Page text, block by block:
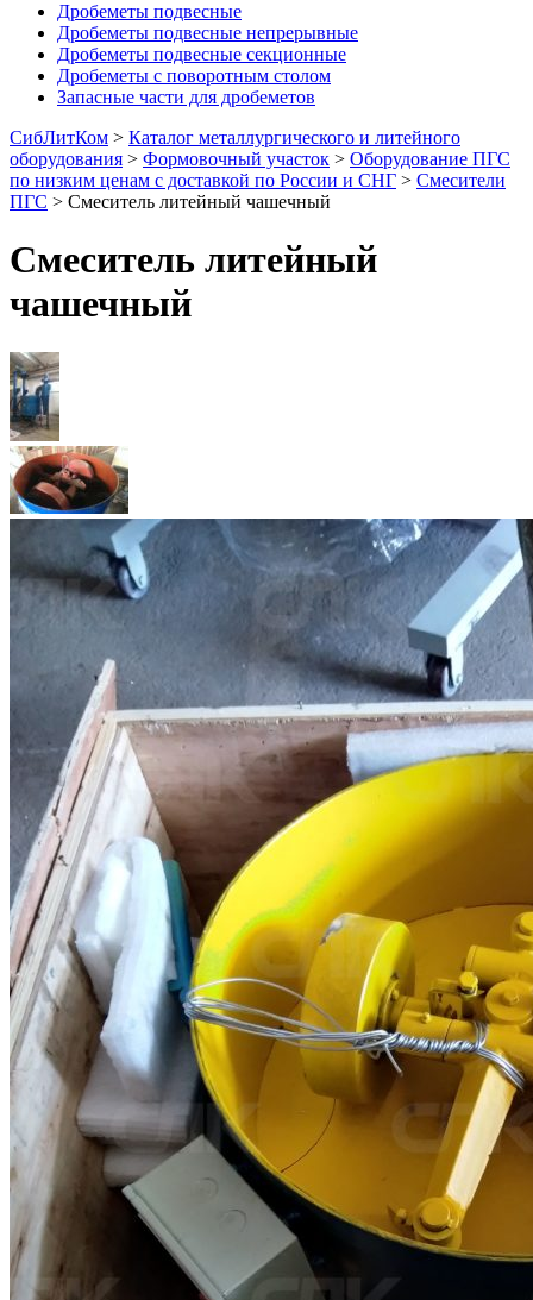
Дробеметы подвесные
Дробеметы подвесные непрерывные
Дробеметы подвесные секционные
Дробеметы с поворотным столом
Запасные части для дробеметов
СибЛитКом > Каталог металлургического и литейного
оборудования > Формовочный участок > Оборудование ПГС
по низким ценам с доставкой по России и СНГ > Смесители
ПГС > Смеситель литейный чашечный
Смеситель литейный
чашечный